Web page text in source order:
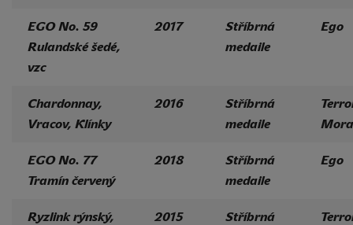
EGO No. 59
Rulandské šedé,
vzc
2017
Stříbrná
medaile
Ego
Chardonnay,
Vracov, Klínky
2016
Stříbrná
medaile
EGO No. 77
Tramín červený
2018
Stříbrná
medaile
Ego
Ryzlink rýnský,
2015
Stříbrná